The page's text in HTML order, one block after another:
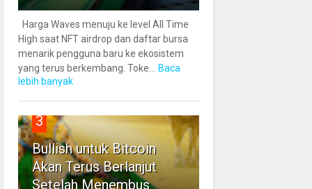
Harga Waves menuju ke level All Time
High saat NFT airdrop dan daftar bursa
menarik pengguna baru ke ekosistem
yang terus berkembang. Toke...
Baca
lebih banyak
3
Bullish untuk Bitcoin
Akan Terus Berlanjut
Setelah Menembus